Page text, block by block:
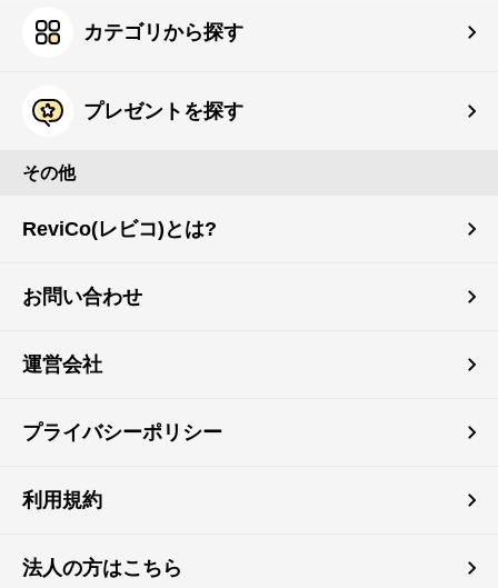
カテゴリから探す
プレゼントを探す
その他
ReviCo(レビコ)とは?
お問い合わせ
運営会社
プライバシーポリシー
利用規約
法人の方はこちら